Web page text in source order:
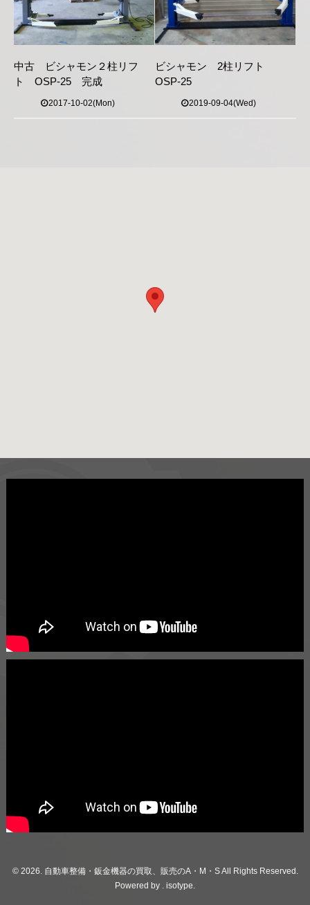
中古 ビシャモン２柱リフ
ト OSP-25 完成
2017-10-02(Mon)
ビシャモン 2柱リフト
OSP-25
2019-09-04(Wed)
© 2026. 自動車整備・鈑金機器の買取、販売のA・M・S All Rights Reserved.
Powered by . isotype.